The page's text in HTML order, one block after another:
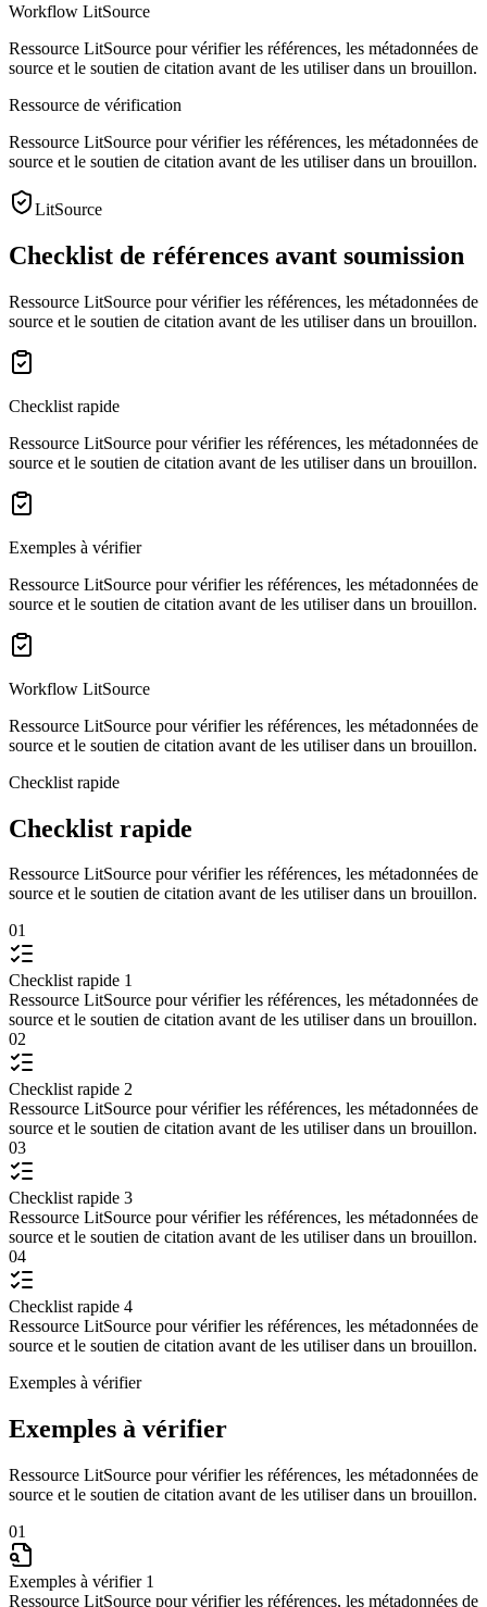
Workflow LitSource
Ressource LitSource pour vérifier les références, les métadonnées de
source et le soutien de citation avant de les utiliser dans un brouillon.
Ressource de vérification
Ressource LitSource pour vérifier les références, les métadonnées de
source et le soutien de citation avant de les utiliser dans un brouillon.
LitSource
Checklist de références avant soumission
Ressource LitSource pour vérifier les références, les métadonnées de
source et le soutien de citation avant de les utiliser dans un brouillon.
Checklist rapide
Ressource LitSource pour vérifier les références, les métadonnées de
source et le soutien de citation avant de les utiliser dans un brouillon.
Exemples à vérifier
Ressource LitSource pour vérifier les références, les métadonnées de
source et le soutien de citation avant de les utiliser dans un brouillon.
Workflow LitSource
Ressource LitSource pour vérifier les références, les métadonnées de
source et le soutien de citation avant de les utiliser dans un brouillon.
Checklist rapide
Checklist rapide
Ressource LitSource pour vérifier les références, les métadonnées de
source et le soutien de citation avant de les utiliser dans un brouillon.
01
Checklist rapide 1
Ressource LitSource pour vérifier les références, les métadonnées de
source et le soutien de citation avant de les utiliser dans un brouillon.
02
Checklist rapide 2
Ressource LitSource pour vérifier les références, les métadonnées de
source et le soutien de citation avant de les utiliser dans un brouillon.
03
Checklist rapide 3
Ressource LitSource pour vérifier les références, les métadonnées de
source et le soutien de citation avant de les utiliser dans un brouillon.
04
Checklist rapide 4
Ressource LitSource pour vérifier les références, les métadonnées de
source et le soutien de citation avant de les utiliser dans un brouillon.
Exemples à vérifier
Exemples à vérifier
Ressource LitSource pour vérifier les références, les métadonnées de
source et le soutien de citation avant de les utiliser dans un brouillon.
01
Exemples à vérifier 1
Ressource LitSource pour vérifier les références, les métadonnées de